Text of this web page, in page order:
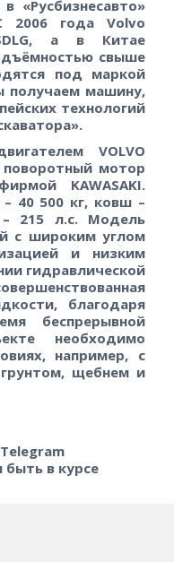
«Русбизнесавто»
2006 года Volvo
а в Китае
свыше
под маркой
получаем машину,
технологий
VOLVO
поворотный мотор
KAWASAKI.
40 500 кг, ковш –
215 л.с. Модель
с широким углом
и низким
гидравлической
благодаря
беспрерывной
необходимо
например, с
щебнем и
в курсе